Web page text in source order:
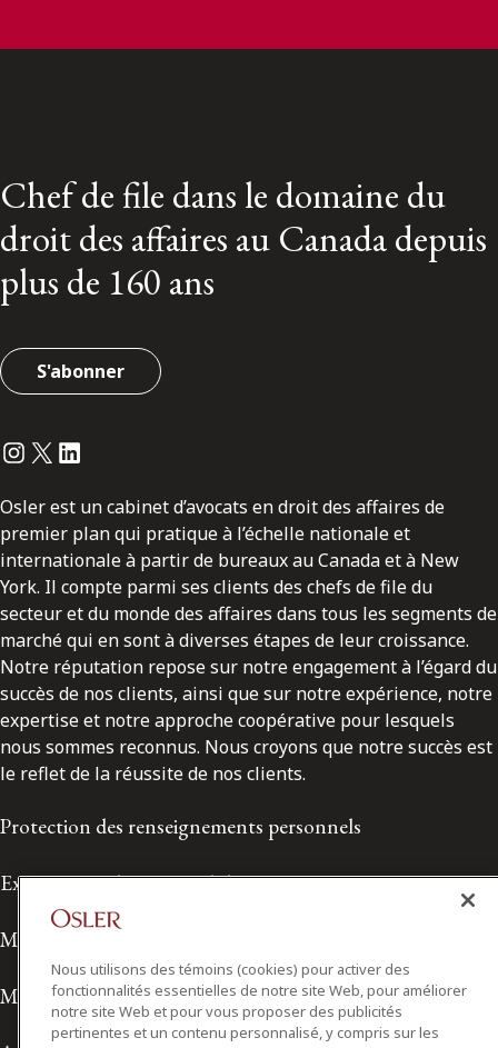
Chef de file dans le domaine du
droit des affaires au Canada depuis
plus de 160 ans
S'abonner
Instagram
Twitter
LinkedIn
Osler est un cabinet d’avocats en droit des affaires de
premier plan qui pratique à l’échelle nationale et
internationale à partir de bureaux au Canada et à New
York. Il compte parmi ses clients des chefs de file du
secteur et du monde des affaires dans tous les segments de
marché qui en sont à diverses étapes de leur croissance.
Notre réputation repose sur notre engagement à l’égard du
succès de nos clients, ainsi que sur notre expérience, notre
expertise et notre approche coopérative pour lesquels
nous sommes reconnus. Nous croyons que notre succès est
le reflet de la réussite de nos clients.
Protection des renseignements personnels
Exonération de responsabilité
Modalités de prestation de services
Modalités d'utilisation
Nous utilisons des témoins (cookies) pour activer des
fonctionnalités essentielles de notre site Web, pour améliorer
notre site Web et pour vous proposer des publicités
pertinentes et un contenu personnalisé, y compris sur les